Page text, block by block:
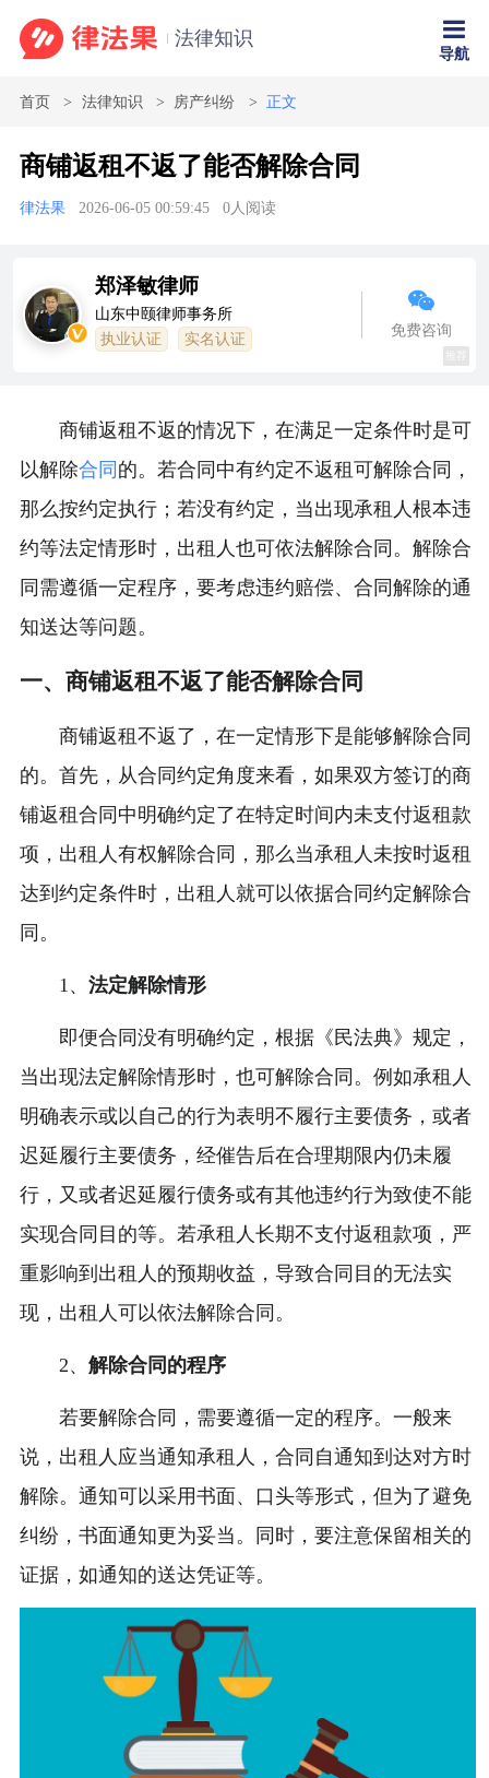
法律知识
导航
首页 法律知识 房产纠纷 正文
商铺返租不返了能否解除合同
律法果 2026-06-05 00:59:45 0人阅读
郑泽敏律师
山东中颐律师事务所
执业认证 实名认证
免费咨询
商铺返租不返的情况下，在满足一定条件时是可
以解除合同 的。若合同中有约定不返租可解除合同，
那么按约定执行；若没有约定，当出现承租人根本违
约等法定情形时，出租人也可依法解除合同。解除合
同需遵循一定程序，要考虑违约赔偿、合同解除的通
知送达等问题。
一、商铺返租不返了能否解除合同
商铺返租不返了，在一定情形下是能够解除合同
的。首先，从合同约定角度来看，如果双方签订的商
铺返租合同中明确约定了在特定时间内未支付返租款
项，出租人有权解除合同，那么当承租人未按时返租
达到约定条件时，出租人就可以依据合同约定解除合
同。
1、 法定解除情形
即便合同没有明确约定，根据《民法典》规定，
当出现法定解除情形时，也可解除合同。例如承租人
明确表示或以自己的行为表明不履行主要债务，或者
迟延履行主要债务，经催告后在合理期限内仍未履
行，又或者迟延履行债务或有其他违约行为致使不能
实现合同目的等。若承租人长期不支付返租款项，严
重影响到出租人的预期收益，导致合同目的无法实
现，出租人可以依法解除合同。
2、 解除合同的程序
若要解除合同，需要遵循一定的程序。一般来
说，出租人应当通知承租人，合同自通知到达对方时
解除。通知可以采用书面、口头等形式，但为了避免
纠纷，书面通知更为妥当。同时，要注意保留相关的
证据，如通知的送达凭证等。